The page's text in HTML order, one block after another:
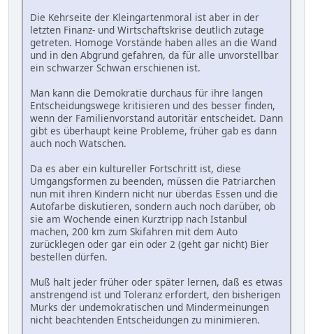
Die Kehrseite der Kleingartenmoral ist aber in der
letzten Finanz- und Wirtschaftskrise deutlich zutage
getreten. Homoge Vorstände haben alles an die Wand
und in den Abgrund gefahren, da für alle unvorstellbar
ein schwarzer Schwan erschienen ist.
Man kann die Demokratie durchaus für ihre langen
Entscheidungswege kritisieren und des besser finden,
wenn der Familienvorstand autoritär entscheidet. Dann
gibt es überhaupt keine Probleme, früher gab es dann
auch noch Watschen.
Da es aber ein kultureller Fortschritt ist, diese
Umgangsformen zu beenden, müssen die Patriarchen
nun mit ihren Kindern nicht nur überdas Essen und die
Autofarbe diskutieren, sondern auch noch darüber, ob
sie am Wochende einen Kurztripp nach Istanbul
machen, 200 km zum Skifahren mit dem Auto
zurücklegen oder gar ein oder 2 (geht gar nicht) Bier
bestellen dürfen.
Muß halt jeder früher oder später lernen, daß es etwas
anstrengend ist und Toleranz erfordert, den bisherigen
Murks der undemokratischen und Mindermeinungen
nicht beachtenden Entscheidungen zu minimieren.